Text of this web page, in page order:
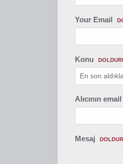
Your Email
Konu
Alıcının
Mesaj